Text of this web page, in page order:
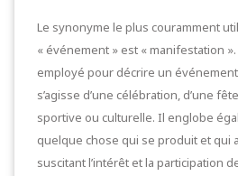
Le synonyme le plus couramment
« événement » est « manifestation
employé pour décrire un
s’agisse d’une célébration, d’une
sportive ou culturelle. Il englobe
quelque chose qui se produit et qui
suscitant l’intérêt et la participation